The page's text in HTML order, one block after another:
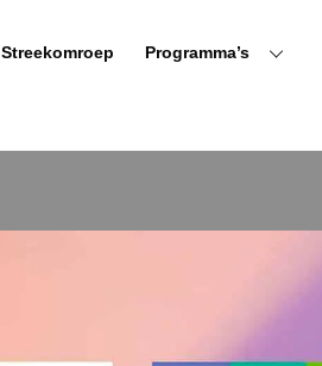
Streekomroep Programma’s